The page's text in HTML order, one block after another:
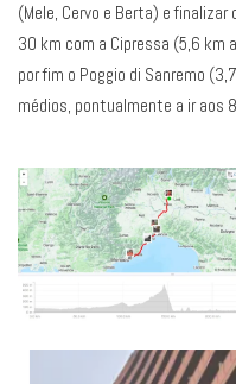
(Mele, Cervo e Berta) e finalizar
30 km com a Cipressa (5,6 km
por fim o Poggio di Sanremo
médios, pontualmente a ir aos